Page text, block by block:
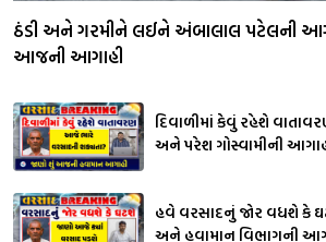
ઠંડી અને ગરમીને લઈને અંબાલાલ પટેલની
આજની આગાહી
દિવાળીમાં કેવું રહેશે
અને પરેશ ગોસ્વામીની
હવે વરસાદનું જોર વધશે કે
અને હવામાન વિભાગની